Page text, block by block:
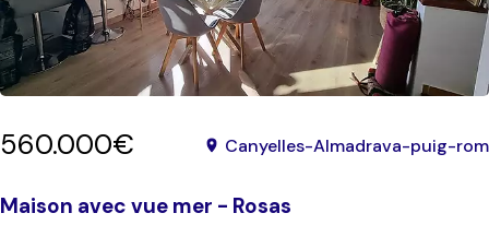
560.000€ Canyelles-Almadrava-puig-rom
Maison avec vue mer - Rosas